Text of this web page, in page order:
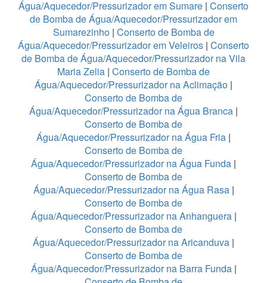
Água/Aquecedor/Pressurizador em Sumare | Conserto
de Bomba de Água/Aquecedor/Pressurizador em
Sumarezinho| Conserto de Bomba de
Água/Aquecedor/Pressurizador em Veleiros | Conserto
de Bomba de Água/Aquecedor/Pressurizador na Vila
Maria Zelia | Conserto de Bomba de
Água/Aquecedor/Pressurizador na Aclimação |
Conserto de Bomba de
Água/Aquecedor/Pressurizador na Água Branca |
Conserto de Bomba de
Água/Aquecedor/Pressurizador na Água Fria |
Conserto de Bomba de
Água/Aquecedor/Pressurizador na Água Funda |
Conserto de Bomba de
Água/Aquecedor/Pressurizador na Água Rasa |
Conserto de Bomba de
Água/Aquecedor/Pressurizador na Anhanguera|
Conserto de Bomba de
Água/Aquecedor/Pressurizador na Aricanduva |
Conserto de Bomba de
Água/Aquecedor/Pressurizador na Barra Funda |